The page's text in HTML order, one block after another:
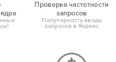
Проверка частотности
запросов
Популярность ввода
запросов в Яндекс